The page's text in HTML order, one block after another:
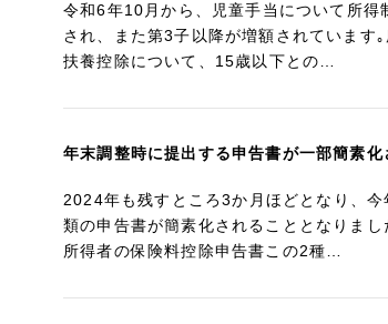
令和6年10月から、児童手当について所
され、また第3子以降が増額されています
扶養控除について、15歳以下との…
年末調整時に提出する申告書が一部簡素化
2024年も残すところ3か月ほどとなり、
類の申告書が簡素化されることとなりま
所得者の保険料控除申告書この2種…